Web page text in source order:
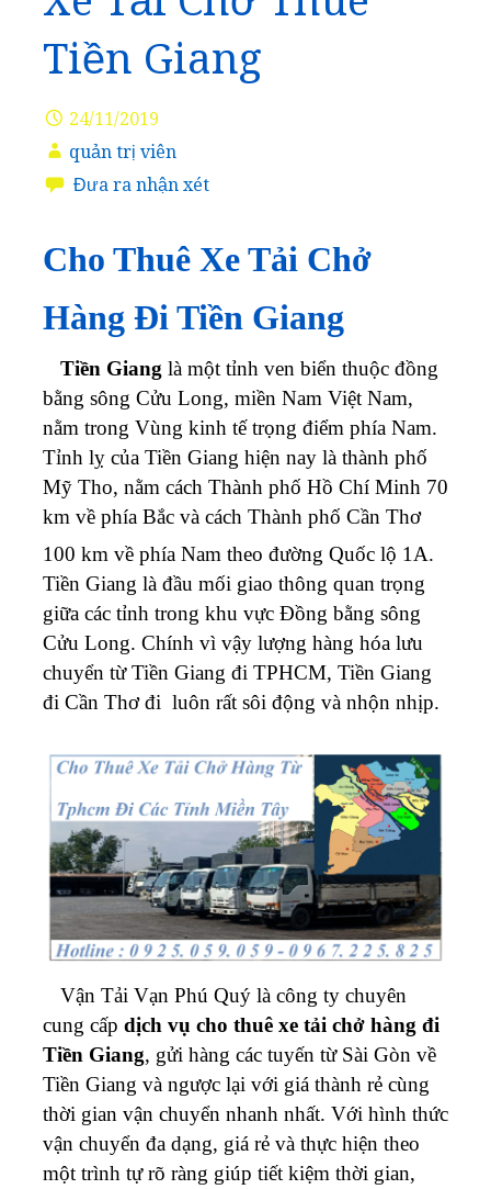
Tiền Giang
24/11/2019
quản trị viên
Đưa ra nhận xét
Cho Thuê Xe Tải Chở
Hàng Đi Tiền Giang
Tiền Giang là một tỉnh ven biển thuộc đồng
bằng sông Cửu Long, miền Nam Việt Nam,
nằm trong Vùng kinh tế trọng điểm phía Nam.
Tỉnh lỵ của Tiền Giang hiện nay là thành phố
Mỹ Tho, nằm cách Thành phố Hồ Chí Minh 70
km về phía Bắc và cách Thành phố Cần Thơ
100 km về phía Nam theo đường Quốc lộ 1A.
Tiền Giang là đầu mối giao thông quan trọng
giữa các tỉnh trong khu vực Đồng bằng sông
Cửu Long. Chính vì vậy lượng hàng hóa lưu
chuyển từ Tiền Giang đi TPHCM, Tiền Giang
đi Cần Thơ đi luôn rất sôi động và nhộn nhịp.
Vận Tải Vạn Phú Quý là công ty chuyên
cung cấp dịch vụ cho thuê xe tải chở hàng đi
Tiền Giang, gửi hàng các tuyến từ Sài Gòn về
Tiền Giang và ngược lại với giá thành rẻ cùng
thời gian vận chuyển nhanh nhất. Với hình thức
vận chuyển đa dạng, giá rẻ và thực hiện theo
một trình tự rõ ràng giúp tiết kiệm thời gian,